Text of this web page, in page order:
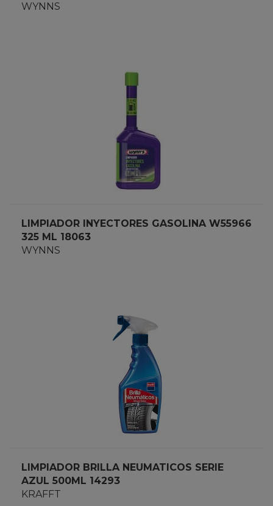
WYNNS
LIMPIADOR INYECTORES GASOLINA W55966
325 ML 18063
WYNNS
LIMPIADOR BRILLA NEUMATICOS SERIE
AZUL 500ML 14293
KRAFFT